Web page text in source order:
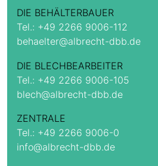
DIE BEHÄLTERBAUER
Tel.: +49 2266 9006-112
behaelter@albrecht-dbb.de
DIE BLECHBEARBEITER
Tel.: +49 2266 9006-105
blech@albrecht-dbb.de
ZENTRALE
Tel.: +49 2266 9006-0
info@albrecht-dbb.de